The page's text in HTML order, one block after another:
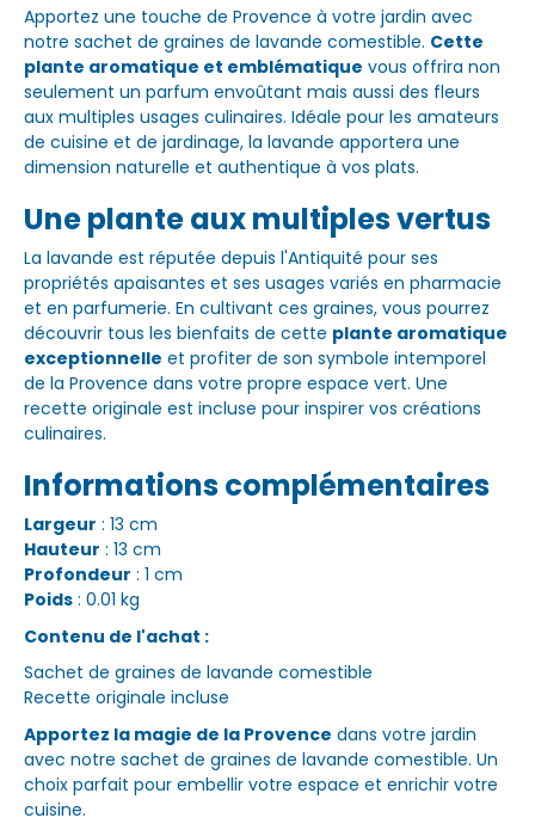
Apportez une touche de Provence à votre jardin avec
notre sachet de graines de lavande comestible. Cette
plante aromatique et emblématique vous offrira non
seulement un parfum envoûtant mais aussi des fleurs
aux multiples usages culinaires. Idéale pour les amateurs
de cuisine et de jardinage, la lavande apportera une
dimension naturelle et authentique à vos plats.
Une plante aux multiples vertus
La lavande est réputée depuis l'Antiquité pour ses
propriétés apaisantes et ses usages variés en pharmacie
et en parfumerie. En cultivant ces graines, vous pourrez
découvrir tous les bienfaits de cette plante aromatique
exceptionnelle et profiter de son symbole intemporel
de la Provence dans votre propre espace vert. Une
recette originale est incluse pour inspirer vos créations
culinaires.
Informations complémentaires
Largeur : 13 cm
Hauteur : 13 cm
Profondeur : 1 cm
Poids : 0.01 kg
Contenu de l'achat :
Sachet de graines de lavande comestible
Recette originale incluse
Apportez la magie de la Provence dans votre jardin
avec notre sachet de graines de lavande comestible. Un
choix parfait pour embellir votre espace et enrichir votre
cuisine.